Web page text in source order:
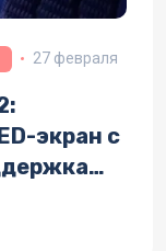
27 февраля
экран с